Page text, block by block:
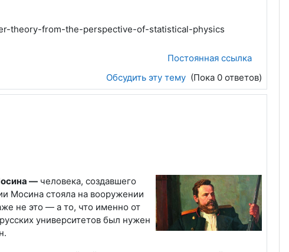
theory-from-the-perspective-of-statistical-physics
Постоянная ссылка
Обсудить эту тему (Пока 0 ответов)
—человека, создавшего
Мосина стояла на вооружении
не это — а то, что именно от
университетов был нужен